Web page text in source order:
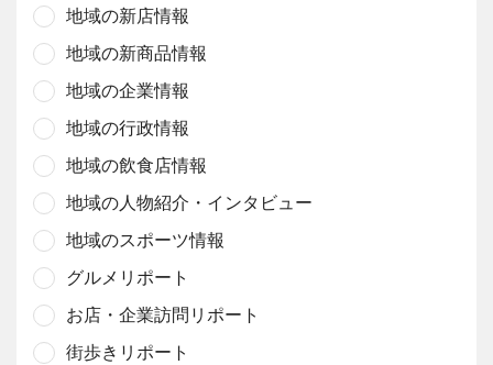
地域の新店情報
地域の新商品情報
地域の企業情報
地域の行政情報
地域の飲食店情報
地域の人物紹介・インタビュー
地域のスポーツ情報
グルメリポート
お店・企業訪問リポート
街歩きリポート